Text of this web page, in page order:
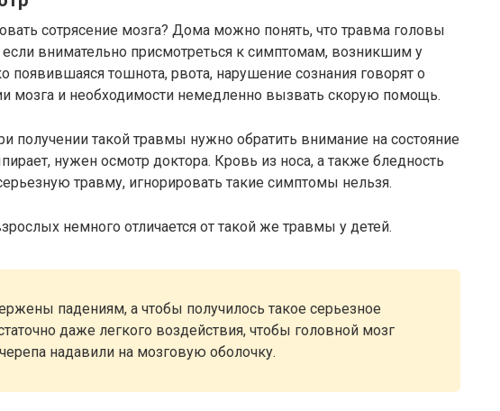
сотрясение мозга? Дома можно понять, что травма головы
если внимательно присмотреться к симптомам, возникшим у
появившаяся тошнота, рвота, нарушение сознания говорят о
мозга и необходимости немедленно вызвать скорую помощь.
получении такой травмы нужно обратить внимание на состояние
нужен осмотр доктора. Кровь из носа, а также бледность
травму, игнорировать такие симптомы нельзя.
немного отличается от такой же травмы у детей.
падениям, а чтобы получилось такое серьезное
даже легкого воздействия, чтобы головной мозг
надавили на мозговую оболочку.